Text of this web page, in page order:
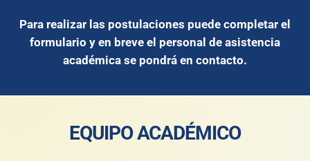
Para realizar las postulaciones puede completar el
formulario y en breve el personal de asistencia
académica se pondrá en contacto.
EQUIPO ACADÉMICO